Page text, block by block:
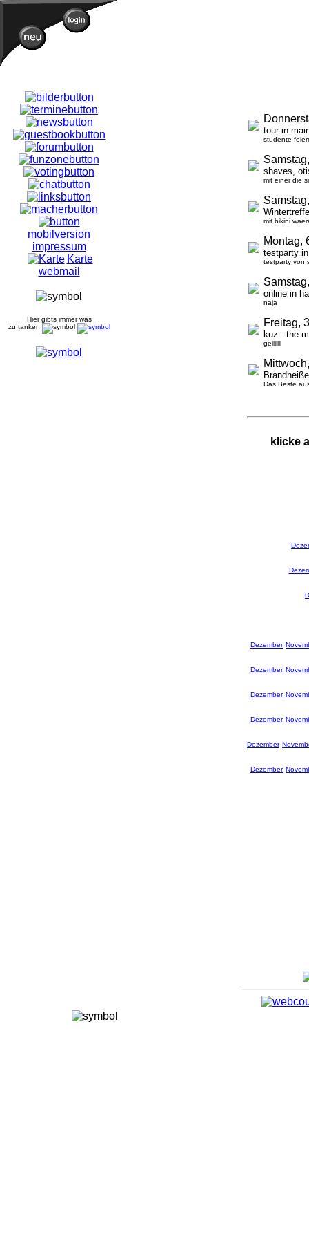
mobilversion
impressum
Karte
webmail
Hier gibts immer was
zu tanken
tour in
studente
shaves,
mit einer die
mit bikini
Montag,
testparty
testparty von
online in
naja
Freitag,
kuz - the
geillllll
Das Beste
klicke
Dezember
Dezember
Dezember
Dezember
Dezember
Dezember